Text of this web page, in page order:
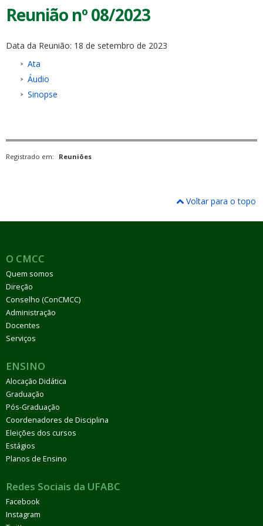
Reunião nº 08/2023
Data da Reunião: 18 de setembro de 2023
Ata
Áudio
Sinopse
Registrado em: Reuniões
Voltar para o topo
O CMCC
Quem somos
Direção
Conselho (ConCMCC)
Administração
Docentes
Serviços
ENSINO
Alocação Didática
Graduação
Pós-Graduação
Coordenadores de Disciplina
Eleições dos cursos
Estágios
Planos de Ensino
Redes Sociais da UFABC
Facebook
Instagram